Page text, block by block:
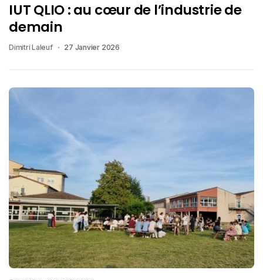
IUT QLIO : au cœur de l’industrie de
demain
Dimitri Laleuf 27 Janvier 2026